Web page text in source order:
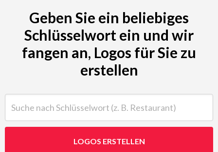
Geben Sie ein beliebiges
Schlüsselwort ein und wir
fangen an, Logos für Sie zu
erstellen
LOGOS ERSTELLEN